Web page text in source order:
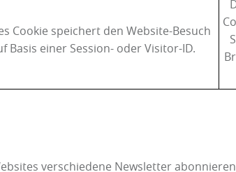
Cookie speichert den Website-Besuch
Basis einer Session- oder Visitor-ID.
verschiedene Newsletter